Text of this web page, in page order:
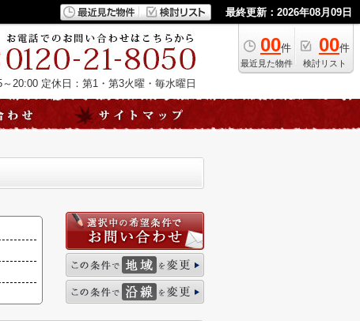
最終更新：2026年08月09日
00件
最近見た物件
00件
検討リスト
20:00 定休日：第1・第3火曜・毎水曜日